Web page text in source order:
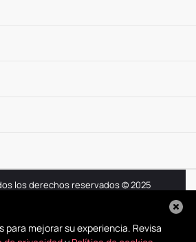
para mejorar su experiencia. Revisa
los derechos reservados © 2025